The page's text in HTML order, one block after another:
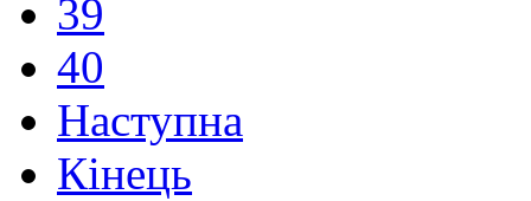
39
40
Наступна
Кінець